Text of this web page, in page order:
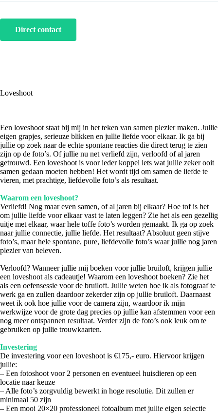
Direct contact
Loveshoot
Een loveshoot staat bij mij in het teken van samen plezier maken. Jullie
eigen grapjes, serieuze blikken en jullie liefde voor elkaar. Ik ga bij
jullie op zoek naar de echte spontane reacties die direct terug te zien
zijn op de foto’s. Of jullie nu net verliefd zijn, verloofd of al jaren
getrouwd. Een loveshoot is voor ieder koppel iets wat jullie zeker ooit
samen gedaan moeten hebben! Het wordt tijd om samen de liefde te
vieren, met prachtige, liefdevolle foto’s als resultaat.
Waarom een loveshoot?
Verliefd! Nog maar even samen, of al jaren bij elkaar? Hoe tof is het
om jullie liefde voor elkaar vast te laten leggen? Zie het als een gezellig
uitje met elkaar, waar hele toffe foto’s worden gemaakt. Ik ga op zoek
naar jullie connectie, jullie liefde. Het resultaat? Absoluut geen stijve
foto’s, maar hele spontane, pure, liefdevolle foto’s waar jullie nog jaren
plezier van beleven.
Verloofd? Wanneer jullie mij boeken voor jullie bruiloft, krijgen jullie
een loveshoot als cadeautje! Waarom een loveshoot boeken? Zie het
als een oefensessie voor de bruiloft. Jullie weten hoe ik als fotograaf te
werk ga en zullen daardoor zekerder zijn op jullie bruiloft. Daarnaast
weet ik ook hoe jullie voor de camera zijn, waardoor ik mijn
werkwijze voor de grote dag precies op jullie kan afstemmen voor een
nog meer ontspannen resultaat. Verder zijn de foto’s ook leuk om te
gebruiken op jullie trouwkaarten.
Investering
De investering voor een loveshoot is €175,- euro. Hiervoor krijgen
jullie:
– Een fotoshoot voor 2 personen en eventueel huisdieren op een
locatie naar keuze
– Alle foto’s zorgvuldig bewerkt in hoge resolutie. Dit zullen er
minimaal 50 zijn
– Een mooi 20×20 professioneel fotoalbum met jullie eigen selectie